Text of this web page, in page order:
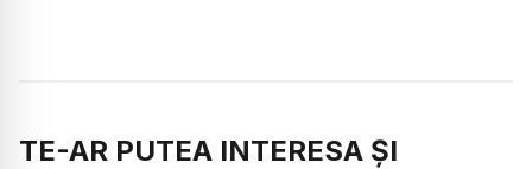
TE-AR PUTEA INTERESA ȘI